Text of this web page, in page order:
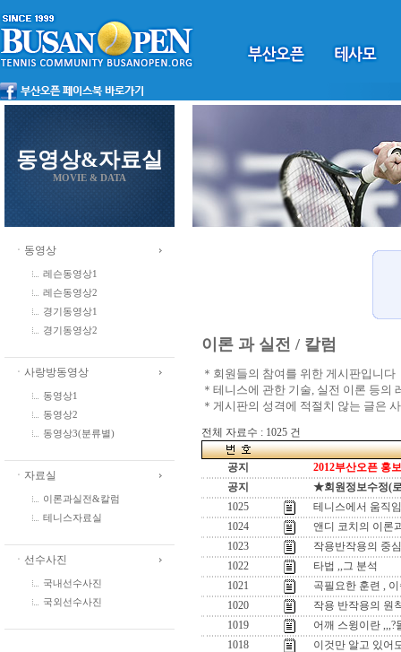
동영상&자료실
MOVIE & DATA
ㆍ동영상
레슨동영상1
레슨동영상2
경기동영상1
경기동영상2
ㆍ사랑방동영상
동영상1
동영상2
동영상3(분류별)
ㆍ자료실
이론과실전&칼럼
테니스자료실
ㆍ선수사진
국내선수사진
국외선수사진
이론 과 실전 / 칼럼
＊회원들의 참여를 위한 게시판입니다
＊테니스에 관한 기술, 실전 이론 등의
＊게시판의 성격에 적절치 않는 글은
전체 자료수 : 1025 건
공지
2012부산오픈 홍
공지
★회원정보수정(
1025
테니스에서 움직
1024
앤디 코치의 이론
1023
작용반작용의 중
1022
타법 ,,그 분석
1021
곡필요한 훈련 ,
1020
작용 반작용의 원
1019
어깨 스윙이란
1018
이것만 알고 있어